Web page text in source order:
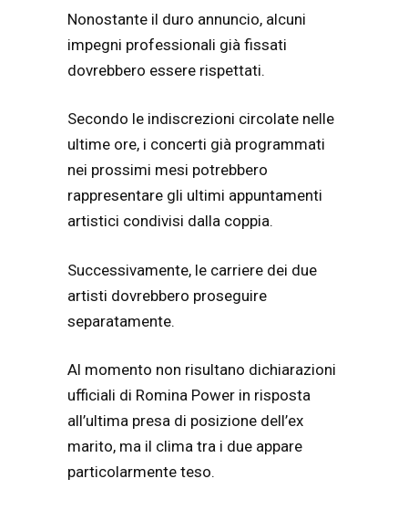
Nonostante il duro annuncio, alcuni
impegni professionali già fissati
dovrebbero essere rispettati.
Secondo le indiscrezioni circolate nelle
ultime ore, i concerti già programmati
nei prossimi mesi potrebbero
rappresentare gli ultimi appuntamenti
artistici condivisi dalla coppia.
Successivamente, le carriere dei due
artisti dovrebbero proseguire
separatamente.
Al momento non risultano dichiarazioni
ufficiali di Romina Power in risposta
all’ultima presa di posizione dell’ex
marito, ma il clima tra i due appare
particolarmente teso.